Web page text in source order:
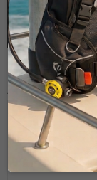
C4
Aeratore